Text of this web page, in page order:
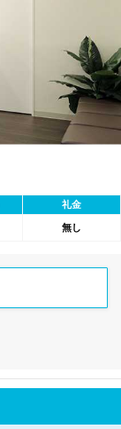
礼金
無し